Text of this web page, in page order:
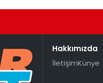
Hakkımızda
İletişimKünye